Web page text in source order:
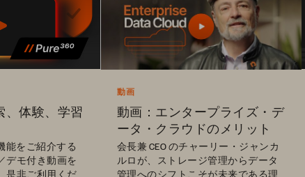
、体験、学習
能をご紹介する
デモ付き動画を
是非ご利用くだ
動画
動画：エンタープライズ・デ
ータ・クラウドのメリット
会長兼 CEO のチャーリー・ジャンカ
ルロが、ストレージ管理からデータ
管理へのシフトこそが未来である理